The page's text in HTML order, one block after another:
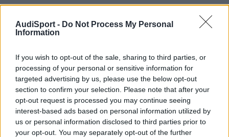
AudiSport - Do Not Process My Personal
Information
If you wish to opt-out of the sale, sharing to third parties, or
processing of your personal or sensitive information for
targeted advertising by us, please use the below opt-out
section to confirm your selection. Please note that after your
opt-out request is processed you may continue seeing
interest-based ads based on personal information utilized by
us or personal information disclosed to third parties prior to
your opt-out. You may separately opt-out of the further
La verdad, que estar continuamente formateando por culpa del
explorer...
usar Mozilla, Opera o el AVant Browser ese y pasar de
complicaciones.
No sé que tendrá el explorer
, parece que no se puede
vivir sin el. Y por 14megas que ocupa el Mozilla (por ejemplo) por
no instalarlo y navegar como dios manda LA QUE ARMAIS.
Salu-2